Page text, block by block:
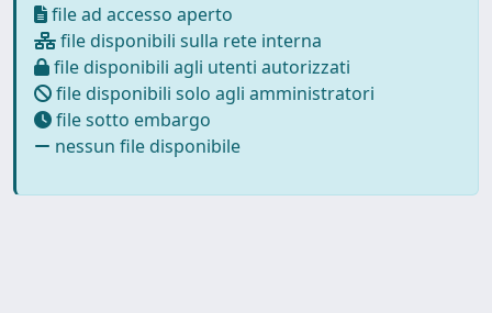
file ad accesso aperto
file disponibili sulla rete interna
file disponibili agli utenti autorizzati
file disponibili solo agli amministratori
file sotto embargo
nessun file disponibile